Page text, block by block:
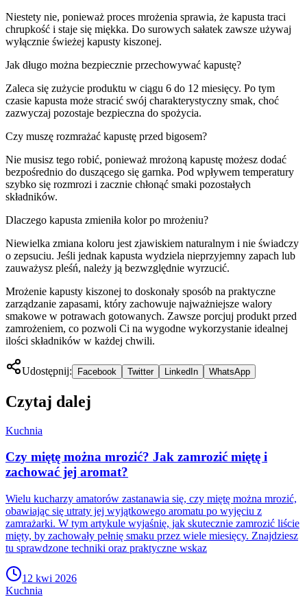
Niestety nie, ponieważ proces mrożenia sprawia, że kapusta traci
chrupkość i staje się miękka. Do surowych sałatek zawsze używaj
wyłącznie świeżej kapusty kiszonej.
Jak długo można bezpiecznie przechowywać kapustę?
Zaleca się zużycie produktu w ciągu 6 do 12 miesięcy. Po tym
czasie kapusta może stracić swój charakterystyczny smak, choć
zazwyczaj pozostaje bezpieczna do spożycia.
Czy muszę rozmrażać kapustę przed bigosem?
Nie musisz tego robić, ponieważ mrożoną kapustę możesz dodać
bezpośrednio do duszącego się garnka. Pod wpływem temperatury
szybko się rozmrozi i zacznie chłonąć smaki pozostałych
składników.
Dlaczego kapusta zmieniła kolor po mrożeniu?
Niewielka zmiana koloru jest zjawiskiem naturalnym i nie świadczy
o zepsuciu. Jeśli jednak kapusta wydziela nieprzyjemny zapach lub
zauważysz pleśń, należy ją bezwzględnie wyrzucić.
Mrożenie kapusty kiszonej to doskonały sposób na praktyczne
zarządzanie zapasami, który zachowuje najważniejsze walory
smakowe w potrawach gotowanych. Zawsze porcjuj produkt przed
zamrożeniem, co pozwoli Ci na wygodne wykorzystanie idealnej
ilości składników w każdej chwili.
Udostępnij: Facebook Twitter LinkedIn WhatsApp
Czytaj dalej
Kuchnia
Czy miętę można mrozić? Jak zamrozić miętę i
zachować jej aromat?
Wielu kucharzy amatorów zastanawia się, czy miętę można mrozić,
obawiając się utraty jej wyjątkowego aromatu po wyjęciu z
zamrażarki. W tym artykule wyjaśnię, jak skutecznie zamrozić liście
mięty, by zachowały pełnię smaku przez wiele miesięcy. Znajdziesz
tu sprawdzone techniki oraz praktyczne wskaz
12 kwi 2026
Kuchnia